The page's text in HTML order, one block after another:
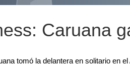
Caruana
tomó la delantera en solitario en